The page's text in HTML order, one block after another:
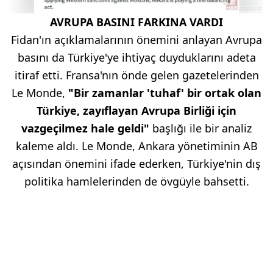
AVRUPA BASINI FARKINA VARDI
Fidan'ın açıklamalarının önemini anlayan Avrupa
basını da Türkiye'ye ihtiyaç duyduklarını adeta
itiraf etti. Fransa'nın önde gelen gazetelerinden
Le Monde, "Bir zamanlar 'tuhaf' bir ortak olan
Türkiye, zayıflayan Avrupa Birliği için
vazgeçilmez hale geldi" başlığı ile bir analiz
kaleme aldı. Le Monde, Ankara yönetiminin AB
açısından önemini ifade ederken, Türkiye'nin dış
politika hamlelerinden de övgüyle bahsetti.